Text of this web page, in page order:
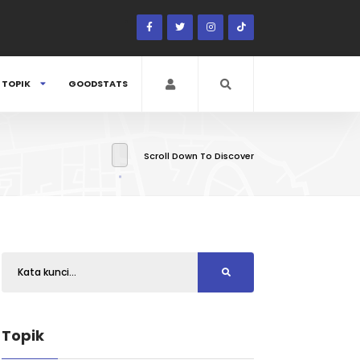
TOPIK GOODSTATS
Scroll Down To Discover
Topik